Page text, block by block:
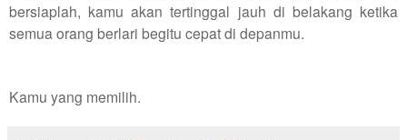
bersiaplah, kamu akan tertinggal jauh di belakang ketika
semua orang berlari begitu cepat di depanmu.
Kamu yang memilih.